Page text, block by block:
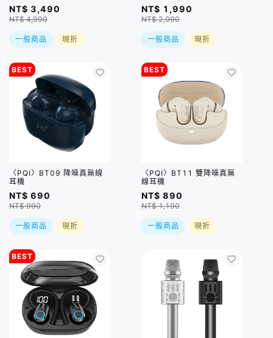
NT$ 3,490
NT$ 4,990
一般商品 現折
NT$ 1,990
NT$ 2,990
一般商品 現折
BEST
〈PQI〉BT09 降噪真無線
耳機
NT$ 690
NT$ 990
一般商品 現折
BEST
〈PQI〉BT11 雙降噪真無
線耳機
NT$ 890
NT$ 1,190
一般商品 現折
BEST